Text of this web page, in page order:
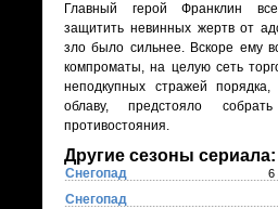
Главный герой Франклин
защитить невинных жертв от
зло было сильнее. Вскоре ему
компроматы, на целую сеть
неподкупных стражей
облаву, предстояло
противостояния.
Другие сезоны сериала:
Снегопад 6
Снегопад